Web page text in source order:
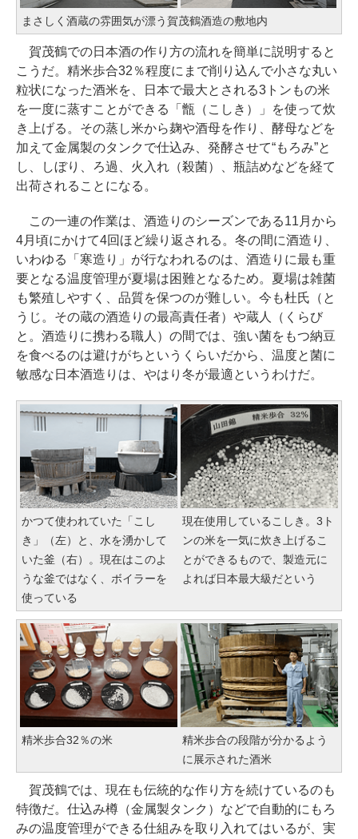
まさしく酒蔵の雰囲気が漂う賀茂鶴酒造の敷地内
賀茂鶴での日本酒の作り方の流れを簡単に説明すると
こうだ。精米歩合32％程度にまで削り込んで小さな丸い
粒状になった酒米を、日本で最大とされる3トンもの米
を一度に蒸すことができる「甑（こしき）」を使って炊
き上げる。その蒸し米から麹や酒母を作り、酵母などを
加えて金属製のタンクで仕込み、発酵させて“もろみ”と
し、しぼり、ろ過、火入れ（殺菌）、瓶詰めなどを経て
出荷されることになる。
この一連の作業は、酒造りのシーズンである11月から
4月頃にかけて4回ほど繰り返される。冬の間に酒造り、
いわゆる「寒造り」が行なわれるのは、酒造りに最も重
要となる温度管理が夏場は困難となるため。夏場は雑菌
も繁殖しやすく、品質を保つのが難しい。今も杜氏（と
うじ。その蔵の酒造りの最高責任者）や蔵人（くらび
と。酒造りに携わる職人）の間では、強い菌をもつ納豆
を食べるのは避けがちというくらいだから、温度と菌に
敏感な日本酒造りは、やはり冬が最適というわけだ。
かつて使われていた「こし
き」（左）と、水を湧かして
いた釜（右）。現在はこのよ
うな釜ではなく、ボイラーを
使っている
現在使用しているこしき。3ト
ンの米を一気に炊き上げるこ
とができるもので、製造元に
よれば日本最大級だという
精米歩合32％の米
精米歩合の段階が分かるよう
に展示された酒米
賀茂鶴では、現在も伝統的な作り方を続けているのも
特徴だ。仕込み樽（金属製タンク）などで自動的にもろ
みの温度管理ができる仕組みを取り入れてはいるが、実